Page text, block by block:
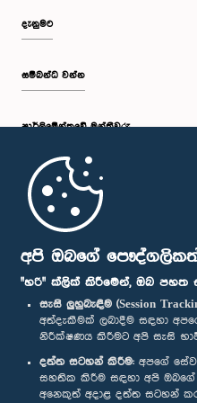
අපි ඔබගේ
"හරි" ක්ලික් කිරීමෙන්, ඔබ පහත
සැසි ලුහුබැඳීම (Session
අත්දැකීමක් ලබාදීම සඳහා
නිරීක්ෂණය කිරීමට අපි සැසි
දත්ත සටහන් කිරීම: අපගේ
සහතික කිරීම සඳහා අපි ඔබගේ
අනෙකුත් අදාළ දත්ත සටහන්
දැනුමට
සම්බන්ධ වන්න
පාර්ලි‌මේන්තුවේ මන්ත්‍රීවරු
මුල් පිටුව
පාර්ලිමේන්තු ජංගම යෙදුම
අප හා සම්බන්ධ වී සිටින්න :